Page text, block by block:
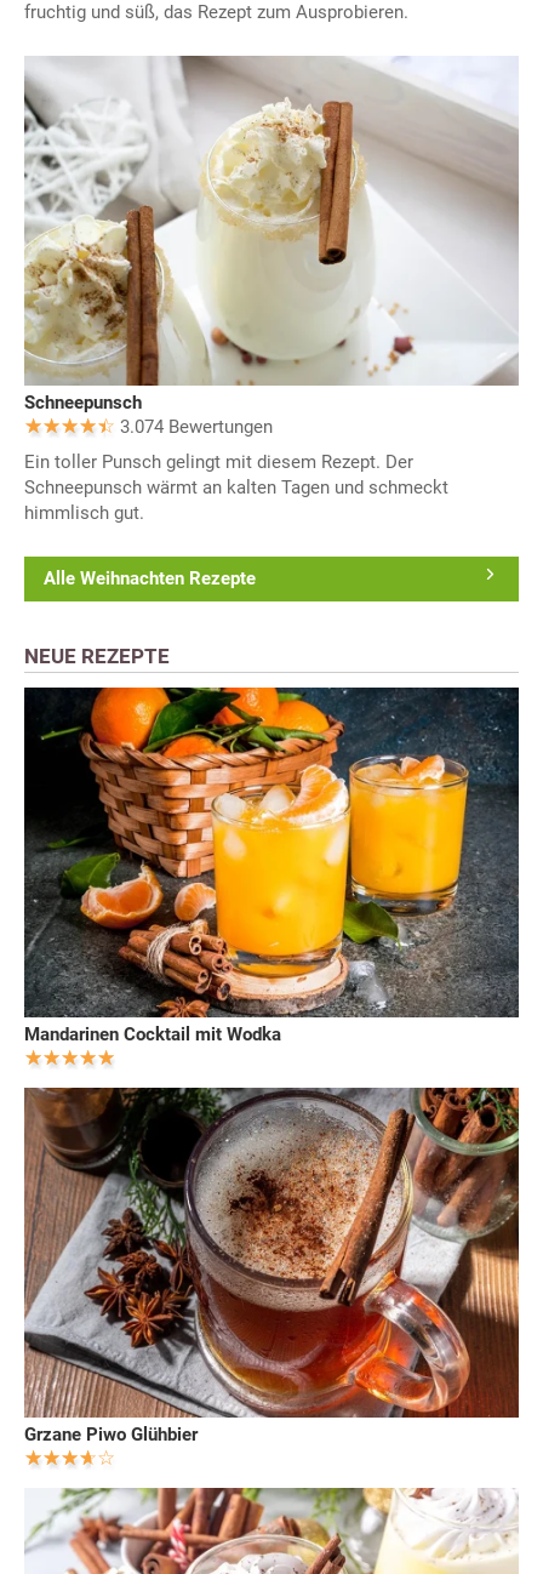
fruchtig und süß, das Rezept zum Ausprobieren.
Schneepunsch
3.074 Bewertungen
Ein toller Punsch gelingt mit diesem Rezept. Der
Schneepunsch wärmt an kalten Tagen und schmeckt
himmlisch gut.
Alle Weihnachten Rezepte
NEUE REZEPTE
Mandarinen Cocktail mit Wodka
Grzane Piwo Glühbier